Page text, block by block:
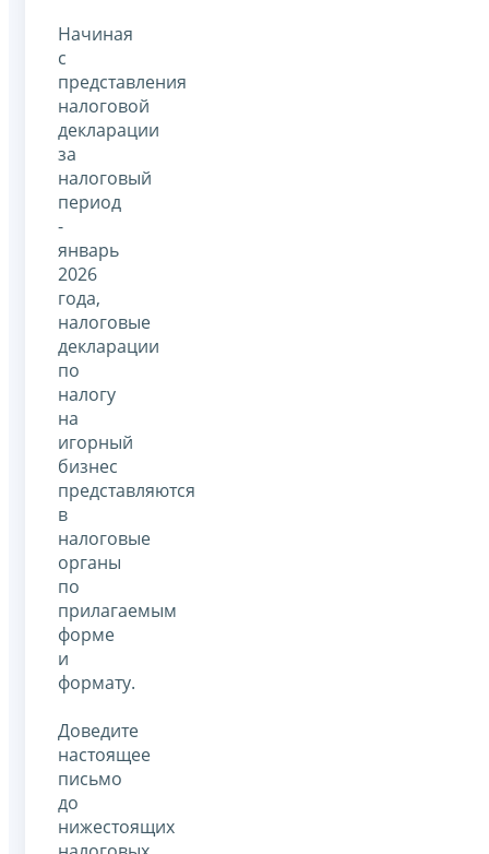
Начиная
с
представления
налоговой
декларации
за
налоговый
период
-
январь
2026
года,
налоговые
декларации
по
налогу
на
игорный
бизнес
представляются
в
налоговые
органы
по
прилагаемым
форме
и
формату.
Доведите
настоящее
письмо
до
нижестоящих